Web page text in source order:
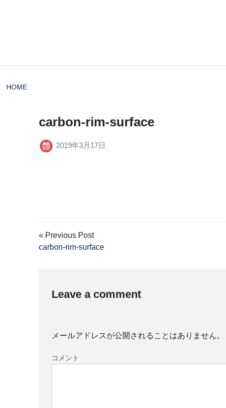
HOME
carbon-rim-surface
2019年3月17日
« Previous Post
carbon-rim-surface
Leave a comment
メールアドレスが公開されることはありません。
コメント